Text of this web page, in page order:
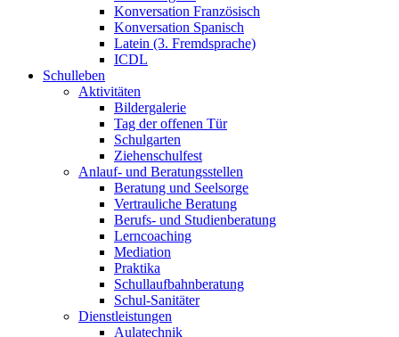
Konversation Französisch
Konversation Spanisch
Latein (3. Fremdsprache)
ICDL
Schulleben
Aktivitäten
Bildergalerie
Tag der offenen Tür
Schulgarten
Ziehenschulfest
Anlauf- und Beratungsstellen
Beratung und Seelsorge
Vertrauliche Beratung
Berufs- und Studienberatung
Lerncoaching
Mediation
Praktika
Schullaufbahnberatung
Schul-Sanitäter
Dienstleistungen
Aulatechnik